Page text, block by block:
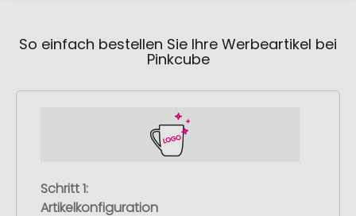
So einfach bestellen Sie Ihre Werbeartikel bei
Pinkcube
Schritt 1:
Artikelkonfiguration